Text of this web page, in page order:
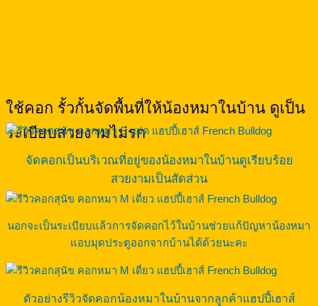
ใช้คอก รั้วกั้นจัดพื้นที่ให้น้องหมาในบ้าน ดูเป็น
ระเบียบสวยงามไม่รก
จัดคอกเป็นบริเวณที่อยู่ของน้องหมาในบ้านดูเรียบร้อย
สวยงามเป็นสัดส่วน
นอกจะเป็นระเบียบแล้วการจัดคอกไว้ในบ้านช่วยแก้ปัญหาน้องหมา
แอบมุดประตูออกจากบ้านได้ด้วยนะคะ
ตัวอย่างรีวิวจัดคอกน้องหมาในบ้านจากลูกค้าแฮปปี้เฮาส์